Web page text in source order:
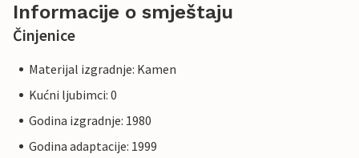
Informacije o smještaju
Činjenice
Materijal izgradnje: Kamen
Kućni ljubimci: 0
Godina izgradnje: 1980
Godina adaptacije: 1999